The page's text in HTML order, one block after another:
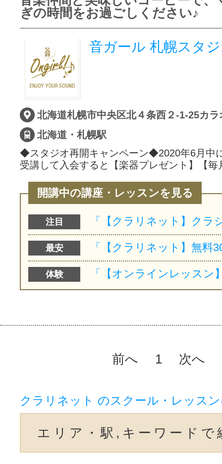
ぎの時間をお過ごしください♪
音ガール 札幌スタ
北海道札幌市中央区北４条西２-1-25カラ
北海道・札幌駅
◆スタジオ再開キャンペーン◆2020年6月中
受講して入会すると【楽器プレゼント】【
開講中の講座・レッスンを見る
注目
最安
体験
前へ 1 次へ
クラリネット のスクール・レッス
エリア・駅,キーワードで